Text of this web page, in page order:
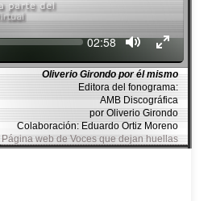
Seek Current
02:58
Oliverio Girondo por él mismo
Editora del fonograma:
AMB Discográfica
por Oliverio Girondo
Colaboración: Eduardo Ortiz Moreno
Página web de Voces que dejan huellas